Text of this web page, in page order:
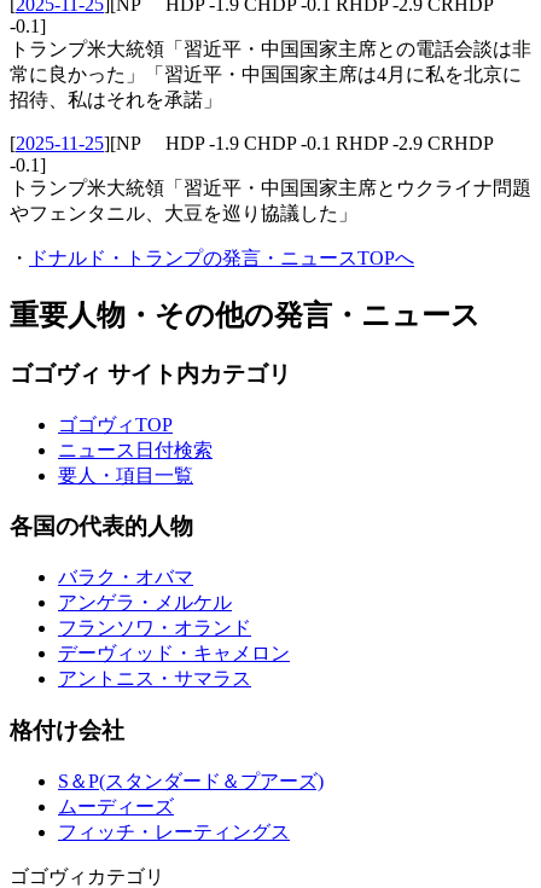
[2025-11-25][NP HDP -1.9 CHDP -0.1 RHDP -2.9 CRHDP
-0.1]
トランプ米大統領「習近平・中国国家主席との電話会談は非
常に良かった」「習近平・中国国家主席は4月に私を北京に
招待、私はそれを承諾」
[2025-11-25][NP HDP -1.9 CHDP -0.1 RHDP -2.9 CRHDP
-0.1]
トランプ米大統領「習近平・中国国家主席とウクライナ問題
やフェンタニル、大豆を巡り協議した」
・ ドナルド・トランプの発言・ニュースTOPへ
重要人物・その他の発言・ニュース
ゴゴヴィ サイト内カテゴリ
ゴゴヴィTOP
ニュース日付検索
要人・項目一覧
各国の代表的人物
バラク・オバマ
アンゲラ・メルケル
フランソワ・オランド
デーヴィッド・キャメロン
アントニス・サマラス
格付け会社
S＆P(スタンダード＆プアーズ)
ムーディーズ
フィッチ・レーティングス
ゴゴヴィカテゴリ